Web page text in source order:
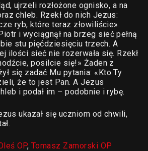
ujrzeli rozłożone ognisko, a na
chleb. Rzekł do nich Jezus:
ryb, które teraz złowiliście».
i wyciągnął na brzeg sieć pełną
stu pięćdziesięciu trzech. A
ilości sieć nie rozerwała się. Rzekł
posilcie się!» Żaden z
się zadać Mu pytania: «Kto Ty
że to jest Pan. A Jezus
i podał im – podobnie i rybę.
ukazał się uczniom od chwili,
OP, Tomasz Zamorski OP